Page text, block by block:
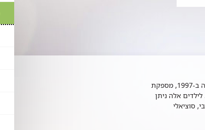
היחידה לנפרולוגית ילדים בבית החולים מאייר לילדים שבקריה הרפואית רמב"ם, שהוקמה ב-1997, מספקת
אלה ניתן
סוציאלי